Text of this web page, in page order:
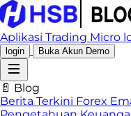
Aplikasi Trading Micro
login Buka Akun Demo
📄 Blog
Berita Terkini Forex